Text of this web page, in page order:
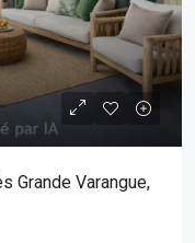
Grande Varangue,